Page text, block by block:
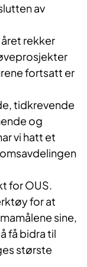
av
rekker
fortsatt er
tidkrevende
og
vi hatt et
for OUS.
for at
sine,
få bidra til
største